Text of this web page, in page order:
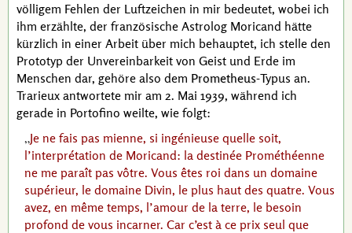
völligem Fehlen der Luftzeichen in mir bedeutet, wobei ich
ihm erzählte, der französische Astrolog Moricand hätte
kürzlich in einer Arbeit über mich behauptet, ich stelle den
Prototyp der Unvereinbarkeit von Geist und Erde im
Menschen dar, gehöre also dem Prometheus-Typus an.
Trarieux antwortete mir am 2. Mai 1939, während ich
gerade in Portofino weilte, wie folgt:
Je ne fais pas mienne, si ingénieuse quelle soit,
l’interprétation de Moricand: la destinée Prométhéenne
ne me paraît pas vôtre. Vous êtes roi dans un domaine
supérieur, le domaine Divin, le plus haut des quatre. Vous
avez, en même temps, l’amour de la terre, le besoin
profond de vous incarner. Car c’est à ce prix seul que